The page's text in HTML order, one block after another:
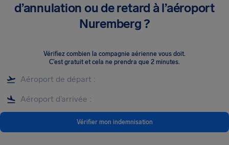
d’annulation ou de retard à l’aéroport
Nuremberg ?
Vérifiez combien la compagnie aérienne vous doit.
C’est gratuit et cela ne prendra que 2 minutes.
Vérifier mon indemnisation